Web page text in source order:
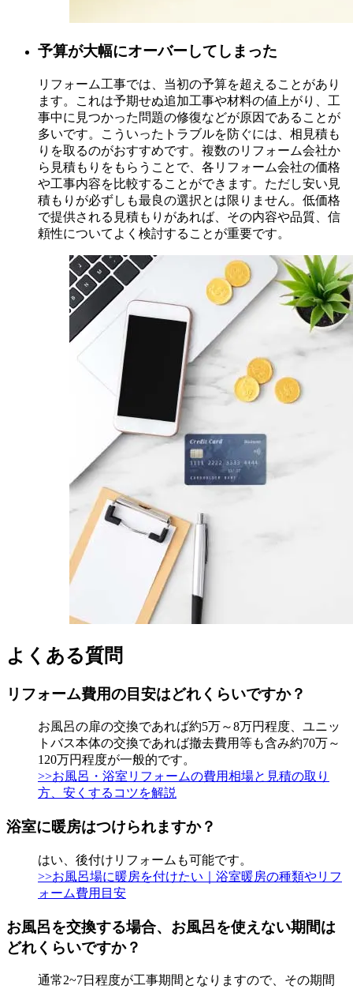
予算が大幅にオーバーしてしまった
リフォーム工事では、当初の予算を超えることがあり
ます。これは予期せぬ追加工事や材料の値上がり、工
事中に見つかった問題の修復などが原因であることが
多いです。こういったトラブルを防ぐには、相見積も
りを取るのがおすすめです。複数のリフォーム会社か
ら見積もりをもらうことで、各リフォーム会社の価格
や工事内容を比較することができます。ただし安い見
積もりが必ずしも最良の選択とは限りません。低価格
で提供される見積もりがあれば、その内容や品質、信
頼性についてよく検討することが重要です。
よくある質問
リフォーム費用の目安はどれくらいですか？
お風呂の扉の交換であれば約5万～8万円程度、ユニッ
トバス本体の交換であれば撤去費用等も含み約70万～
120万円程度が一般的です。
>>お風呂・浴室リフォームの費用相場と見積の取り
方、安くするコツを解説
浴室に暖房はつけられますか？
はい、後付けリフォームも可能です。
>>お風呂場に暖房を付けたい｜浴室暖房の種類やリフ
ォーム費用目安
お風呂を交換する場合、お風呂を使えない期間は
どれくらいですか？
通常2~7日程度が工事期間となりますので、その期間